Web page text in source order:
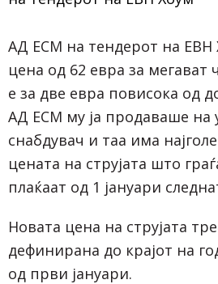
АД ЕСМ на тендерот на
цена од 62 евра за мегават
е за две евра повисока од
АД ЕСМ му ја продаваше на
снабдувач и таа има
цената на струјата што
плаќаат од 1 јануари
Новата цена на струјата
дефинирана до крајот на
од први јануари.